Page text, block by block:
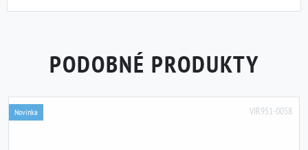
PODOBNÉ PRODUKTY
VIR951-0058
Novinka